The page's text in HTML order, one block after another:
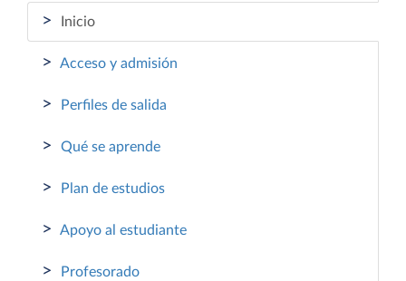
> Inicio
> Acceso y admisión
> Perfiles de salida
> Qué se aprende
> Plan de estudios
> Apoyo al estudiante
> Profesorado